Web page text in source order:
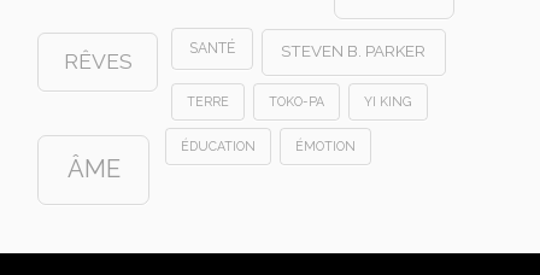
RÊVES
SANTÉ STEVEN B. PARKER
TERRE TOKO-PA YI KING
ÂME
ÉDUCATION ÉMOTION